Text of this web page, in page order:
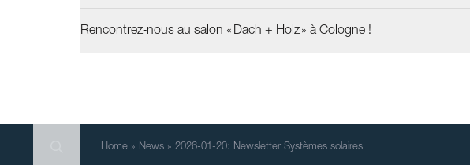
Rencontrez‑nous au salon « Dach + Holz » à Cologne !
SearchHome » News » 2026-01-20: Newsletter Systèmes solaires